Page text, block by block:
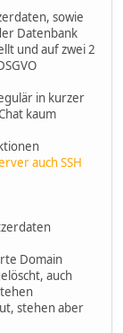
sowie
Datenbank
und auf zwei 2
in kurzer
kaum
auch SSH
Domain
auch
stehen aber